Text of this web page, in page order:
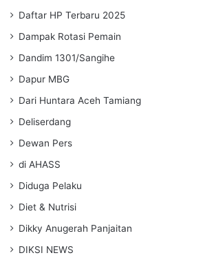
Daftar HP Terbaru 2025
Dampak Rotasi Pemain
Dandim 1301/Sangihe
Dapur MBG
Dari Huntara Aceh Tamiang
Deliserdang
Dewan Pers
di AHASS
Diduga Pelaku
Diet & Nutrisi
Dikky Anugerah Panjaitan
DIKSI NEWS